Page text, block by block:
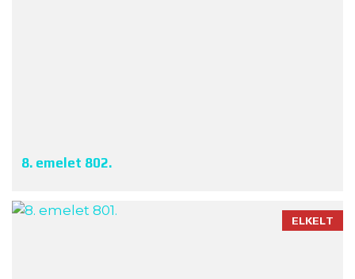
8. emelet 802.
ELKELT